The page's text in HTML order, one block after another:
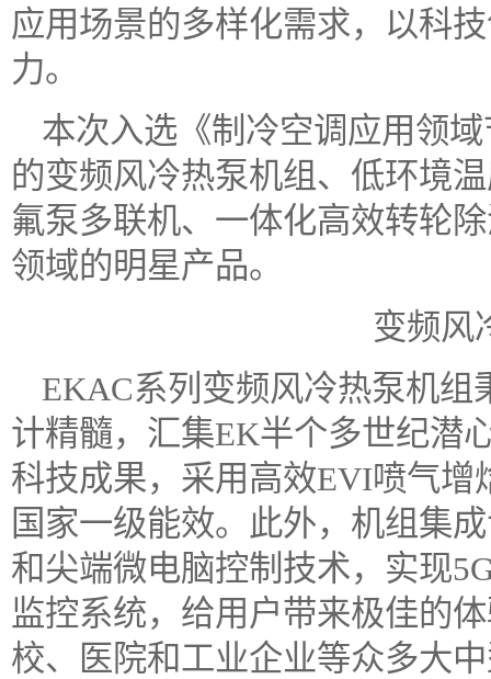
应用场景的多样化需求，以科
力。
本次入选《制冷空调应用领
的变频风冷热泵机组、低环境
氟泵多联机、一体化高效转轮
领域的明星产品。
变频风
EKAC系列变频风冷热泵机
计精髓，汇集EK半个多世纪潜
科技成果，采用高效EVI喷气
国家一级能效。此外，机组集
和尖端微电脑控制技术，实现
监控系统，给用户带来极佳的
校、医院和工业企业等众多大